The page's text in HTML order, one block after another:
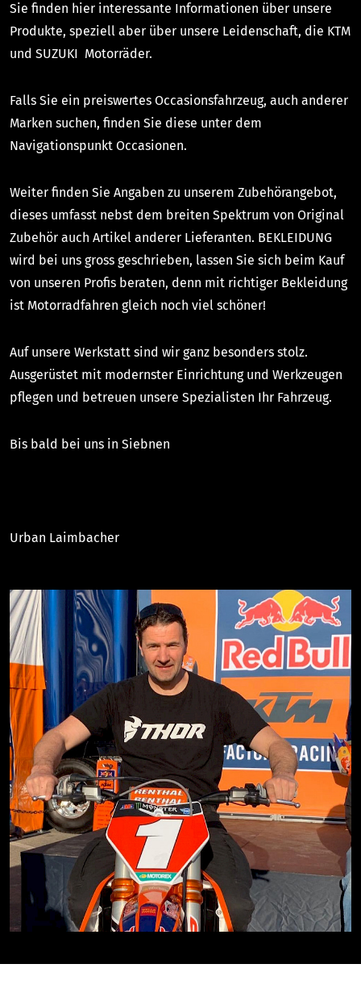
Sie finden hier interessante Informationen über unsere
Produkte, speziell aber über unsere Leidenschaft, die KTM
und SUZUKI Motorräder.
Falls Sie ein preiswertes Occasionsfahrzeug, auch anderer
Marken suchen, finden Sie diese unter dem
Navigationspunkt Occasionen.
Weiter finden Sie Angaben zu unserem Zubehörangebot,
dieses umfasst nebst dem breiten Spektrum von Original
Zubehör auch Artikel anderer Lieferanten. BEKLEIDUNG
wird bei uns gross geschrieben, lassen Sie sich beim Kauf
von unseren Profis beraten, denn mit richtiger Bekleidung
ist Motorradfahren gleich noch viel schöner!
Auf unsere Werkstatt sind wir ganz besonders stolz.
Ausgerüstet mit modernster Einrichtung und Werkzeugen
pflegen und betreuen unsere Spezialisten Ihr Fahrzeug.
Bis bald bei uns in Siebnen
Urban Laimbacher